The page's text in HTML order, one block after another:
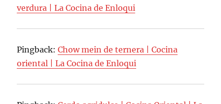
verdura | La Cocina de Enloqui
Pingback:Chow mein de ternera | Cocina
oriental | La Cocina de Enloqui